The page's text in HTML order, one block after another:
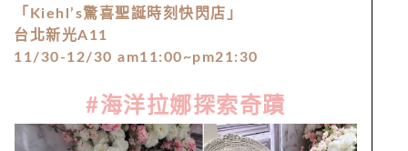
「Kiehl’s驚喜聖誕時刻快閃店」
台北新光A11
11/30-12/30 am11:00~pm21:30
#海洋拉娜探索奇蹟